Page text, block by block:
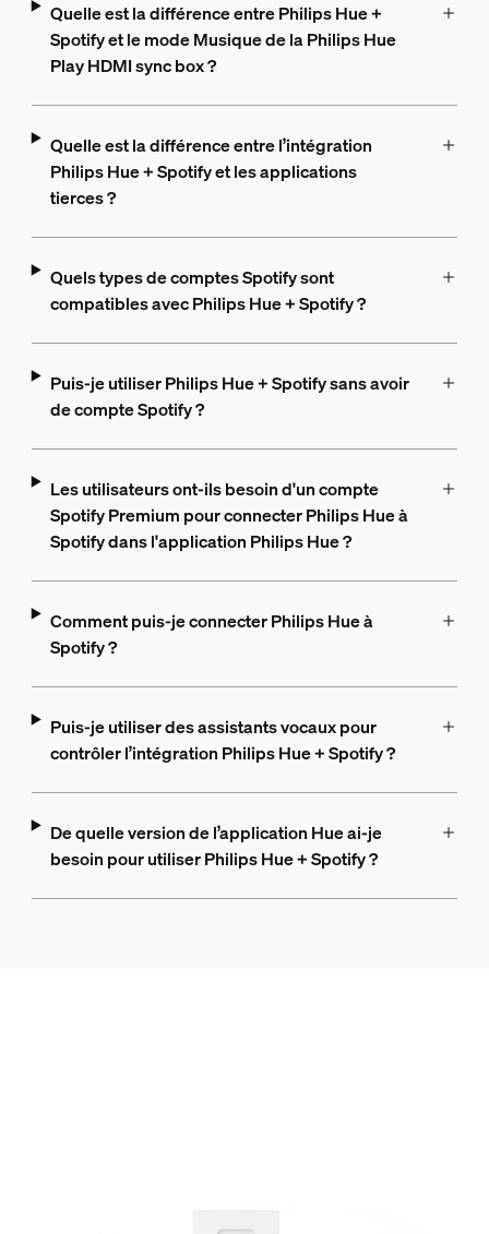
Quelle est la différence entre Philips Hue +
Spotify et le mode Musique de la Philips Hue
Play HDMI sync box ?
Quelle est la différence entre l’intégration
Philips Hue + Spotify et les applications
tierces ?
Quels types de comptes Spotify sont
compatibles avec Philips Hue + Spotify ?
Puis-je utiliser Philips Hue + Spotify sans avoir
de compte Spotify ?
Les utilisateurs ont-ils besoin d'un compte
Spotify Premium pour connecter Philips Hue à
Spotify dans l'application Philips Hue ?
Comment puis-je connecter Philips Hue à
Spotify ?
Puis-je utiliser des assistants vocaux pour
contrôler l’intégration Philips Hue + Spotify ?
De quelle version de l’application Hue ai-je
besoin pour utiliser Philips Hue + Spotify ?